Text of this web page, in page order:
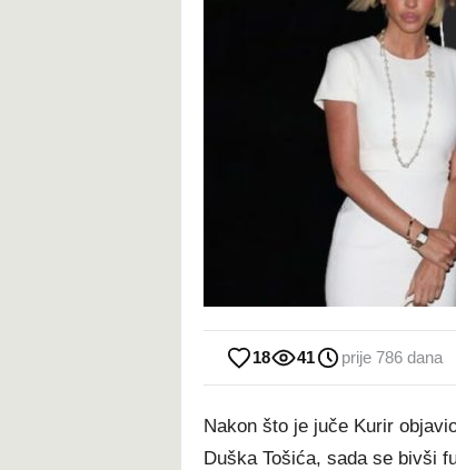
18 41 prije 786 dana
Nakon što je juče Kurir
Duška Tošića, sada se bivši